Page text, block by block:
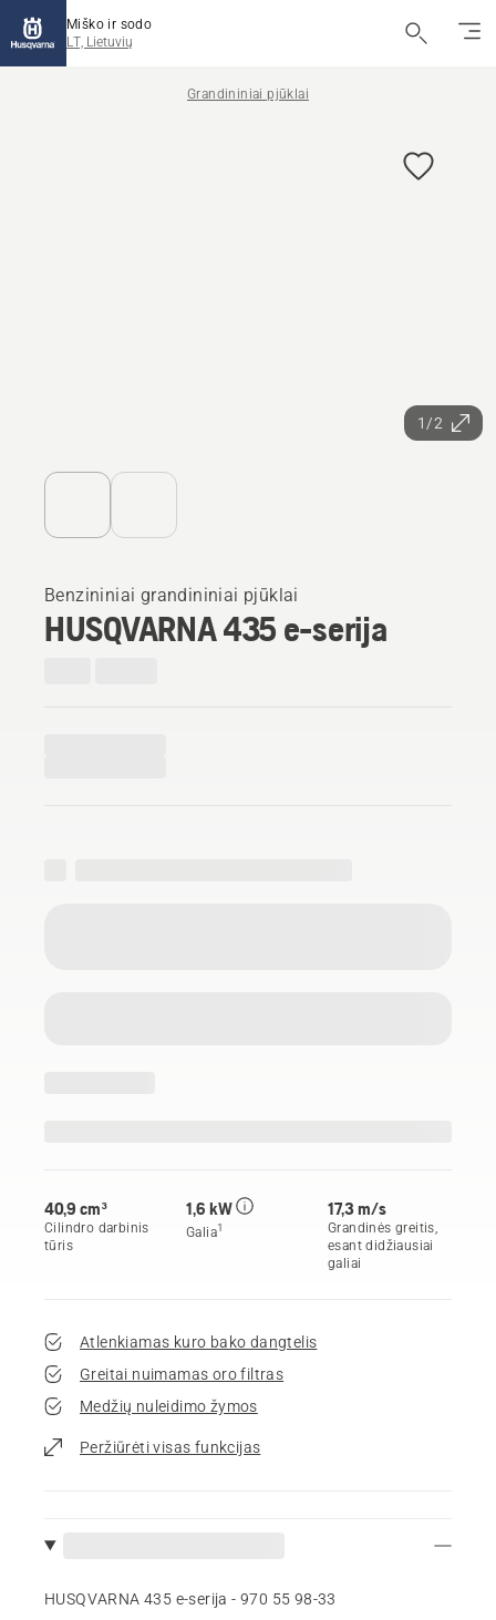
Miško ir sodo
LT, Lietuvių
Grandininiai pjūklai
1/2
Benzininiai grandininiai pjūklai
HUSQVARNA 435 e-serija
40,9 cm³
Cilindro darbinis
tūris
1,6 kW
Galia1
17,3 m/s
Grandinės greitis,
esant didžiausiai
galiai
Atlenkiamas kuro bako dangtelis
Greitai nuimamas oro filtras
Medžių nuleidimo žymos
Peržiūrėti visas funkcijas
HUSQVARNA 435 e-serija - 970 55 98‑33